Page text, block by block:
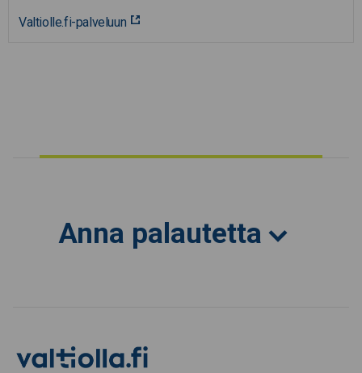
Valtiolle.fi-palveluun
Anna palautetta